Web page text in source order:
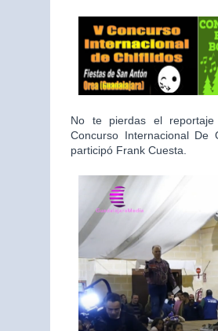
No te pierdas el
Concurso Internacional
participó Frank Cuesta.